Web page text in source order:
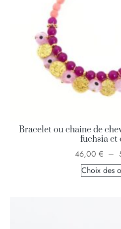
Bracelet ou chaine de
fuchsia et
46,00 € –
Choix des